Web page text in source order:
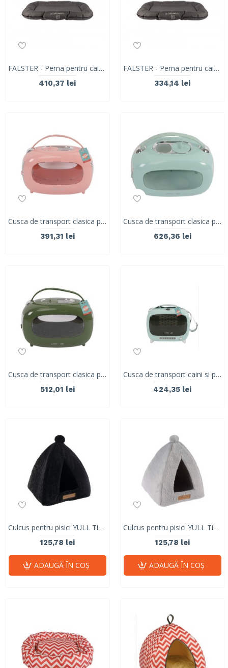
FALSTER - Perna pentru caini (gri), 120 x 90 x 12 cm- L 10313813
410,37 lei
FALSTER - Perna pentru caini (gri), 100 x 75 x 12 cm- M 10313713
334,14 lei
Cusca de transport clasica pentru caini si pisici, SIXTIES M-PETS, roz, 48,3 x 27,8 x 29,9 cm 20401199
391,31 lei
Cusca de transport clasica pentru caini si pisici, M-PETs, SIXTIES, albastru, 48,3 x 27,8 x 29,9 cm, 20401299
626,36 lei
Cusca de transport clasica pentru caini si pisic M-PETS, SIXTIES, verde,48,3 x 27,8 x 29,9 cm, 20401399
512,01 lei
Cusca de transport caini si pisici, M-PETS, SIXTIES TV, albastru, 44,7 x 26,6 x 38,4 cm, 20400999
424,35 lei
Culcus pentru pisici YULL Tipi 37 x 37 x 37 cm
125,78 lei
ADAUGĂ ÎN COŞ
Culcus pentru pisici YULL Tipi 37 x 37 x 37 cm
125,78 lei
ADAUGĂ ÎN COŞ